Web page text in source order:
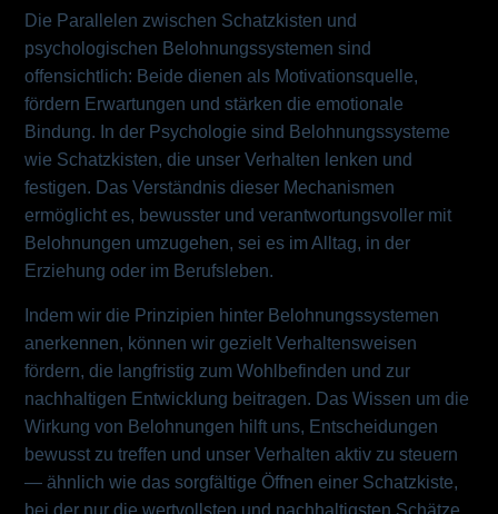
Die Parallelen zwischen Schatzkisten und
psychologischen Belohnungssystemen sind
offensichtlich: Beide dienen als Motivationsquelle,
fördern Erwartungen und stärken die emotionale
Bindung. In der Psychologie sind Belohnungssysteme
wie Schatzkisten, die unser Verhalten lenken und
festigen. Das Verständnis dieser Mechanismen
ermöglicht es, bewusster und verantwortungsvoller mit
Belohnungen umzugehen, sei es im Alltag, in der
Erziehung oder im Berufsleben.
Indem wir die Prinzipien hinter Belohnungssystemen
anerkennen, können wir gezielt Verhaltensweisen
fördern, die langfristig zum Wohlbefinden und zur
nachhaltigen Entwicklung beitragen. Das Wissen um die
Wirkung von Belohnungen hilft uns, Entscheidungen
bewusst zu treffen und unser Verhalten aktiv zu steuern
— ähnlich wie das sorgfältige Öffnen einer Schatzkiste,